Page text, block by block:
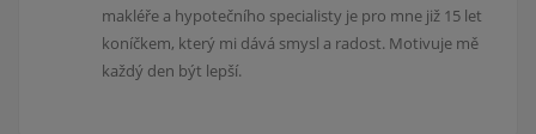
makléře a hypotečního specialisty je pro mne již 15 let
koníčkem, který mi dává smysl a radost. Motivuje mě
každý den být lepší.